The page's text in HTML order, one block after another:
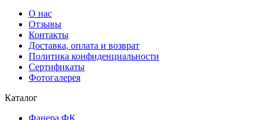
О нас
Отзывы
Контакты
Доставка, оплата и возврат
Политика конфиденциальности
Сертификаты
Фотогалерея
Каталог
Фанера ФК